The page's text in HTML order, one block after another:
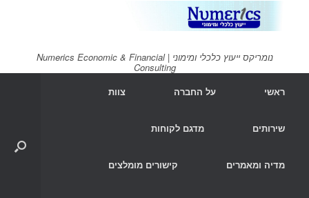
נומריקס ייעוץ כלכלי ומימוני | Numerics Economic & Financial
Consulting
ראשי
על החברה צוות
שירותים מדגם לקוחות
מדיה ומאמרים קישורים מומלצים